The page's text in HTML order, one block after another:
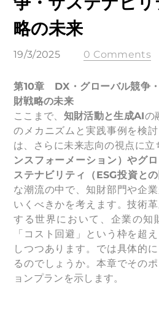
略の未来
19/3/2025 0 Comments
第10章 DX・グローバル競争
財戦略の未来
ここまで、 知財活動と生成AIの
のメカニズムと実践事例を検
は、さらに未来志向の視点に立
ンスフォーメーション）やグ
ステナビリティ（ESG投資との
な潮流の中で、知財部門や企
いくべきかを考えます。技術
する世界において、企業の知
「コスト回避」という枠を超
しつつあります。では具体的
るのでしょうか。本章でその
ョンプランを示します。